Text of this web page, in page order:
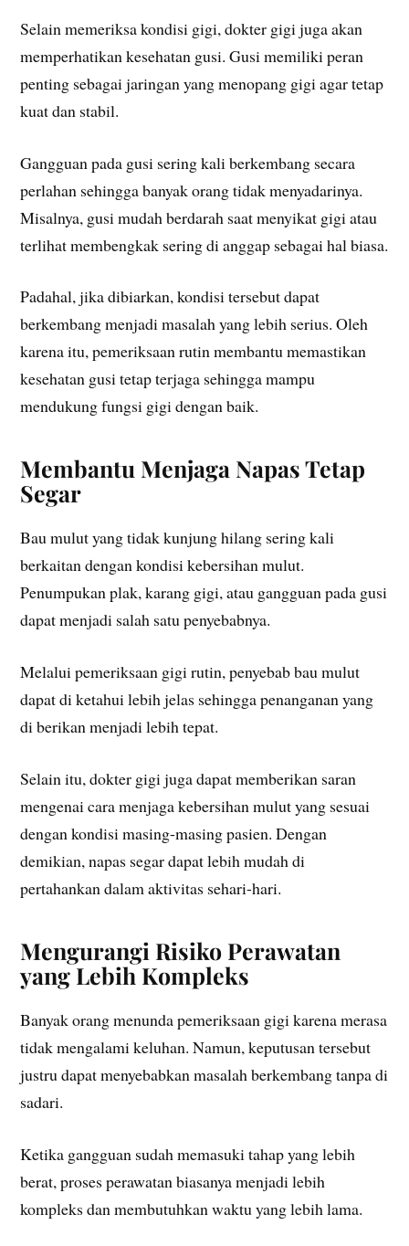
Selain memeriksa kondisi gigi, dokter gigi juga akan
memperhatikan kesehatan gusi. Gusi memiliki peran
penting sebagai jaringan yang menopang gigi agar tetap
kuat dan stabil.
Gangguan pada gusi sering kali berkembang secara
perlahan sehingga banyak orang tidak menyadarinya.
Misalnya, gusi mudah berdarah saat menyikat gigi atau
terlihat membengkak sering di anggap sebagai hal biasa.
Padahal, jika dibiarkan, kondisi tersebut dapat
berkembang menjadi masalah yang lebih serius. Oleh
karena itu, pemeriksaan rutin membantu memastikan
kesehatan gusi tetap terjaga sehingga mampu
mendukung fungsi gigi dengan baik.
Membantu Menjaga Napas Tetap
Segar
Bau mulut yang tidak kunjung hilang sering kali
berkaitan dengan kondisi kebersihan mulut.
Penumpukan plak, karang gigi, atau gangguan pada gusi
dapat menjadi salah satu penyebabnya.
Melalui pemeriksaan gigi rutin, penyebab bau mulut
dapat di ketahui lebih jelas sehingga penanganan yang
di berikan menjadi lebih tepat.
Selain itu, dokter gigi juga dapat memberikan saran
mengenai cara menjaga kebersihan mulut yang sesuai
dengan kondisi masing-masing pasien. Dengan
demikian, napas segar dapat lebih mudah di
pertahankan dalam aktivitas sehari-hari.
Mengurangi Risiko Perawatan
yang Lebih Kompleks
Banyak orang menunda pemeriksaan gigi karena merasa
tidak mengalami keluhan. Namun, keputusan tersebut
justru dapat menyebabkan masalah berkembang tanpa di
sadari.
Ketika gangguan sudah memasuki tahap yang lebih
berat, proses perawatan biasanya menjadi lebih
kompleks dan membutuhkan waktu yang lebih lama.